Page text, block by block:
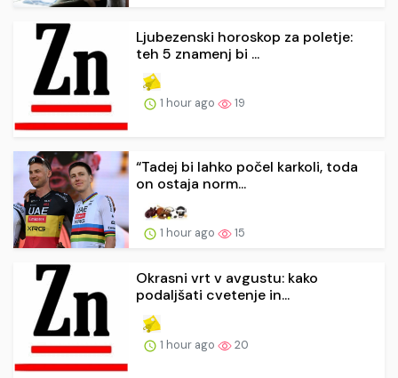
Ljubezenski horoskop za poletje:
teh 5 znamenj bi ...
1 hour ago 19
“Tadej bi lahko počel karkoli, toda
on ostaja norm...
1 hour ago 15
Okrasni vrt v avgustu: kako
podaljšati cvetenje in...
1 hour ago 20